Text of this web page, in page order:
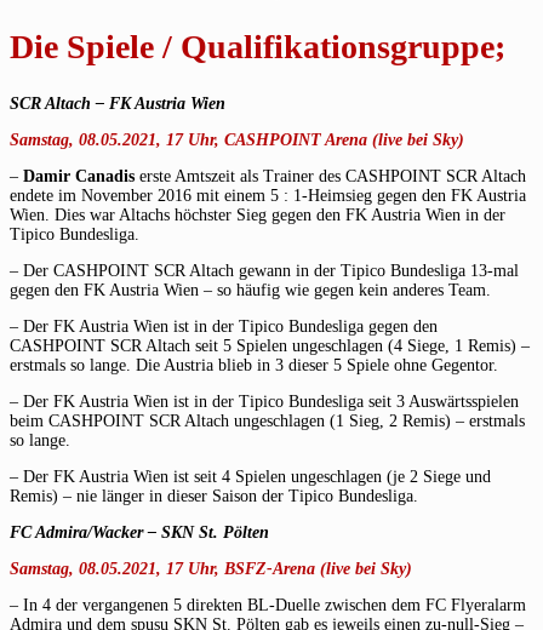
Die Spiele / Qualifikationsgruppe;
SCR Altach – FK Austria Wien
Samstag, 08.05.2021, 17 Uhr, CASHPOINT Arena (live bei Sky)
– Damir Canadis erste Amtszeit als Trainer des CASHPOINT SCR Altach
endete im November 2016 mit einem 5 : 1-Heimsieg gegen den FK Austria
Wien. Dies war Altachs höchster Sieg gegen den FK Austria Wien in der
Tipico Bundesliga.
– Der CASHPOINT SCR Altach gewann in der Tipico Bundesliga 13-mal
gegen den FK Austria Wien – so häufig wie gegen kein anderes Team.
– Der FK Austria Wien ist in der Tipico Bundesliga gegen den
CASHPOINT SCR Altach seit 5 Spielen ungeschlagen (4 Siege, 1 Remis) –
erstmals so lange. Die Austria blieb in 3 dieser 5 Spiele ohne Gegentor.
– Der FK Austria Wien ist in der Tipico Bundesliga seit 3 Auswärtsspielen
beim CASHPOINT SCR Altach ungeschlagen (1 Sieg, 2 Remis) – erstmals
so lange.
– Der FK Austria Wien ist seit 4 Spielen ungeschlagen (je 2 Siege und
Remis) – nie länger in dieser Saison der Tipico Bundesliga.
FC Admira/Wacker – SKN St. Pölten
Samstag, 08.05.2021, 17 Uhr, BSFZ-Arena (live bei Sky)
– In 4 der vergangenen 5 direkten BL-Duelle zwischen dem FC Flyeralarm
Admira und dem spusu SKN St. Pölten gab es jeweils einen zu-null-Sieg –